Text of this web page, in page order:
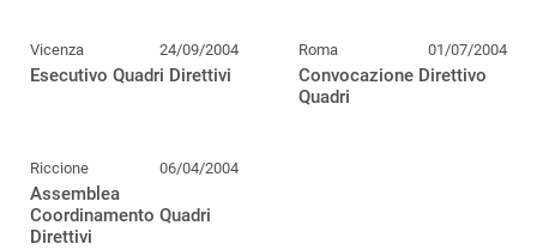
Vicenza 24/09/2004
Esecutivo Quadri Direttivi
Roma 01/07/2004
Convocazione Direttivo
Quadri
Riccione 06/04/2004
Assemblea
Coordinamento Quadri
Direttivi